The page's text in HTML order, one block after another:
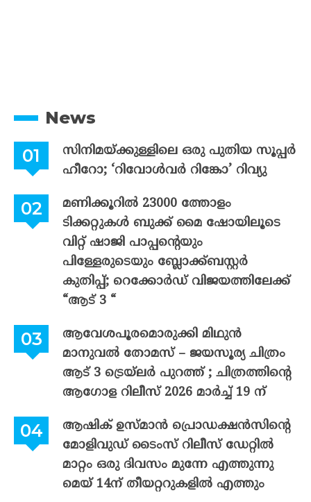
News
സിനിമയ്ക്കുള്ളിലെ ഒരു പുതിയ സൂപ്പർ
ഹീറോ; ‘റിവോൾവർ റിങ്കോ’ റിവ്യു
മണിക്കൂറിൽ 23000 ത്തോളം
ടിക്കറ്റുകൾ ബുക്ക് മൈ ഷോയിലൂടെ
വിറ്റ് ഷാജി പാപ്പന്റെയും
പിള്ളേരുടെയും ബ്ലോക്ക്ബസ്റ്റർ
കുതിപ്പ്; റെക്കോർഡ് വിജയത്തിലേക്ക്
“ആട് 3 “
ആവേശപൂരമൊരുക്കി മിഥുൻ
മാനുവൽ തോമസ് – ജയസൂര്യ ചിത്രം
ആട് 3 ട്രെയ്‌ലർ പുറത്ത് ; ചിത്രത്തിന്റെ
ആഗോള റിലീസ് 2026 മാർച്ച് 19 ന്
ആഷിക് ഉസ്മാൻ പ്രൊഡക്ഷൻസിന്റെ
മോളിവുഡ് ടൈംസ് റിലീസ് ഡേറ്റിൽ
മാറ്റം ഒരു ദിവസം മുന്നേ എത്തുന്നു
മെയ് 14ന് തീയറ്ററുകളിൽ എത്തും